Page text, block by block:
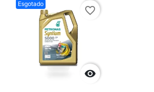
Esgotado

favorite_border